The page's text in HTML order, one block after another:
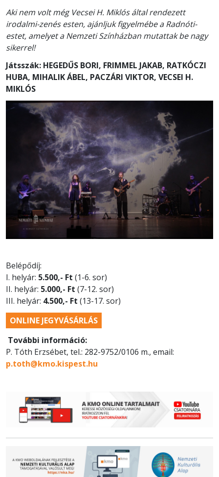
Aki nem volt még Vecsei H. Miklós által rendezett
irodalmi-zenés esten, ajánljuk figyelmébe a Radnóti-
estet, amelyet a Nemzeti Színházban mutattak be nagy
sikerrel!
Játsszák: HEGEDŰS BORI, FRIMMEL JAKAB, RATKÓCZI
HUBA, MIHALIK ÁBEL, PACZÁRI VIKTOR, VECSEI H.
MIKLÓS
Belépődíj:
I. helyár: 5.500,- Ft (1-6. sor)
II. helyár: 5.000,- Ft (7-12. sor)
III. helyár: 4.500,- Ft (13-17. sor)
ONLINE JEGYVÁSÁRLÁS
További információ:
P. Tóth Erzsébet, tel.: 282-9752/0106 m., email:
p.toth@kmo.kispest.hu